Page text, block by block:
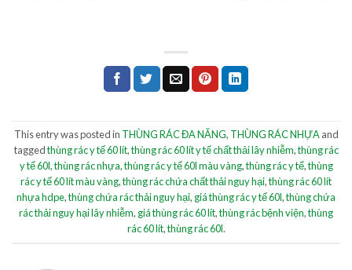
This entry was posted in THÙNG RÁC ĐA NĂNG, THÙNG RÁC NHỰAand
taggedthùng rác y tế 60 lít,thùng rác 60 lít y tế chất thải lây nhiễm,thùng rác
y tế 60l,thùng rác nhựa,thùng rác y tế 60l màu vàng,thùng rác y tế,thùng
rác y tế 60 lít màu vàng,thùng rác chứa chất thải nguy hại,thùng rác 60 lít
nhựa hdpe,thùng chứa rác thải nguy hại, giá thùng rác y tế 60l,thùng chứa
rác thải nguy hại lây nhiễm, giá thùng rác 60 lít,thùng rác bệnh viện,thùng
rác 60 lít,thùng rác 60l.